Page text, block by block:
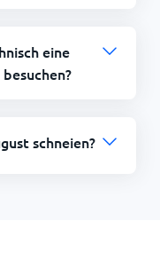
eine
schneien?